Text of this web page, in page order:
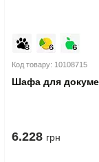
Код товару: 10108715
Шафа для
6.228 грн